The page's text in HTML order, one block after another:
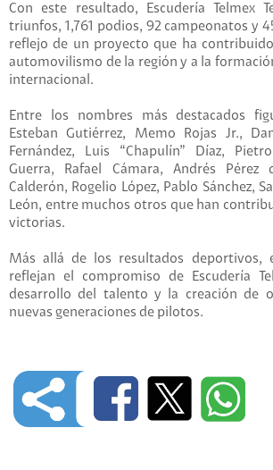
Con este resultado, Escudería Telmex
triunfos, 1,761 podios, 92 campeonatos y
reflejo de un proyecto que ha
automovilismo de la región y a la
internacional.
Entre los nombres más destacados
Esteban Gutiérrez, Memo Rojas Jr.,
Fernández, Luis “Chapulín” Díaz,
Guerra, Rafael Cámara, Andrés Pérez
Calderón, Rogelio López, Pablo Sánchez,
León, entre muchos otros que han
victorias.
Más allá de los resultados deportivos,
reflejan el compromiso de Escudería
desarrollo del talento y la creación de
nuevas generaciones de pilotos.